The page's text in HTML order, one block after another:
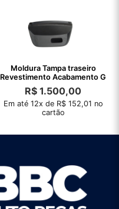
Moldura Tampa traseiro
Revestimento Acabamento G
R$ 1.500,00
Em até 12x de R$ 152,01 no
cartão